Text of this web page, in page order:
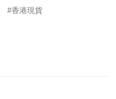
香港現貨